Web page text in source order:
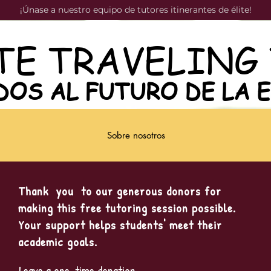
¡Únase a nuestro equipo de tutores itinerantes de élite!
TRAVELING
TRAVELING
AL FUTURO DE LA
AL FUTURO DE LA
Sobre nosotros
Thank you to our generous donors for
making this free tutoring session possible.
Your support helps students' meet their
academic goals.